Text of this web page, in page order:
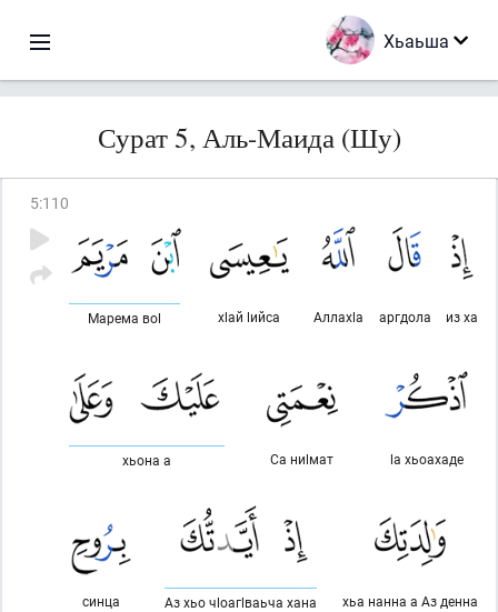
Хьаьша
Сурат 5, Аль-Маида (Шу)
5:110
из ха
аргдола
Аллахlа
хlай lийса
Марема воl
lа хьоахаде
Са ниlмат
хьона а
хьа нанна а Аз денна
Аз хьо чlоагlваьча хана
синца